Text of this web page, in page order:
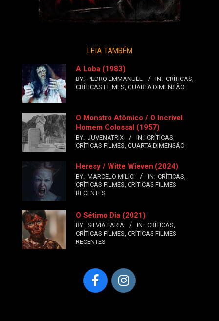
LEIA TAMBÉM
A Loba (1983)
BY: PEDRO EMMANUEL IN: CRÍTICAS,
CRÍTICAS FILMES, QUARTA DIMENSÃO
O Monstro Atômico / O Incrível
Homem Colossal (1957)
BY: JUVENATRIX IN: CRÍTICAS,
CRÍTICAS FILMES, QUARTA DIMENSÃO
Heresy / Witte Wieven (2024)
BY: MARCELO MILICI IN: CRÍTICAS,
CRÍTICAS FILMES, CRÍTICAS FILMES
RECENTES
O Sétimo Dia (2021)
BY: SILVIA FARIA IN: CRÍTICAS,
CRÍTICAS FILMES, CRÍTICAS FILMES
RECENTES